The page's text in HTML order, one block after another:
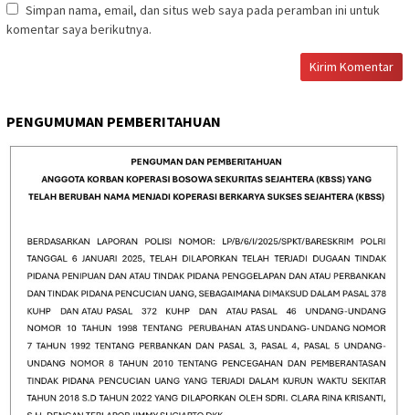
Simpan nama, email, dan situs web saya pada peramban ini untuk
komentar saya berikutnya.
PENGUMUMAN PEMBERITAHUAN